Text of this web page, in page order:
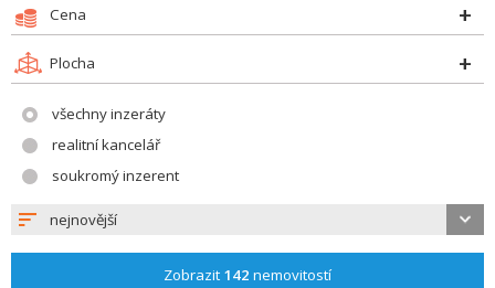
Cena
Plocha
všechny inzeráty
realitní kancelář
soukromý inzerent
nejnovější
Zobrazit 142 nemovitostí